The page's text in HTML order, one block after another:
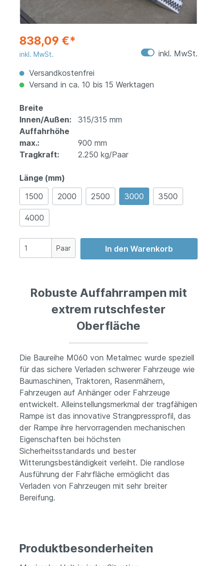
838,09 €*
inkl. MwSt.
inkl. MwSt.
Versandkostenfrei
Versand in ca. 10 bis 15 Werktagen
Breite
Innen/Außen:
315/315 mm
Auffahrhöhe
max.:
900 mm
Tragkraft:
2.250 kg/Paar
Länge (mm)
1500
2000 2500 3000 3500
4000
Paar In den Warenkorb
Robuste Auffahrrampen mit
extrem rutschfester
Oberfläche
Die Baureihe M060 von Metalmec wurde speziell
für das sichere Verladen schwerer Fahrzeuge wie
Baumaschinen, Traktoren, Rasenmähern,
Fahrzeugen auf Anhänger oder Fahrzeuge
entwickelt. Alleinstellungsmerkmal der tragfähigen
Rampe ist das innovative Strangpressprofil, das
der Rampe ihre hervorragenden mechanischen
Eigenschaften bei höchsten
Sicherheitsstandards und bester
Witterungsbeständigkeit verleiht. Die randlose
Ausführung der Fahrfläche ermöglicht das
Verladen von Fahrzeugen mit sehr breiter
Bereifung.
Produktbesonderheiten